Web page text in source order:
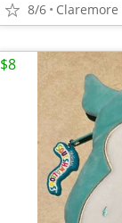
8/6 Claremore
$8